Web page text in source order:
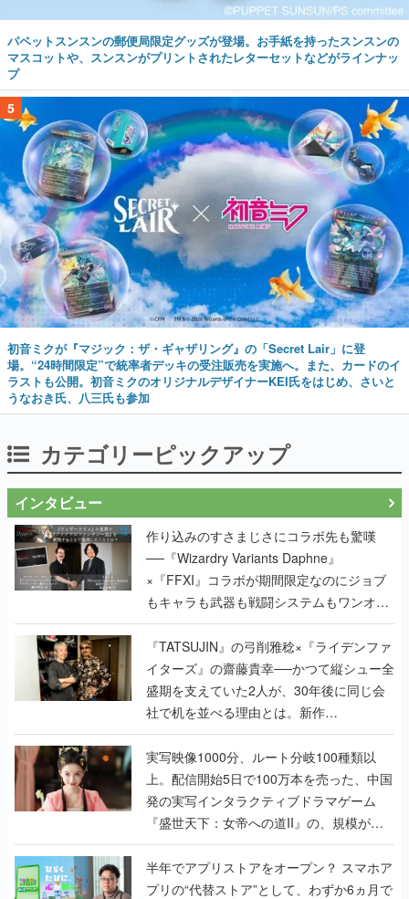
パペットスンスンの郵便局限定グッズが登場。お手紙を持ったスンスンの
マスコットや、スンスンがプリントされたレターセットなどがラインナッ
プ
5
初音ミクが『マジック：ザ・ギャザリング』の「Secret Lair」に登
場。“24時間限定”で統率者デッキの受注販売を実施へ。また、カードのイ
ラストも公開。初音ミクのオリジナルデザイナーKEI氏をはじめ、さいと
うなおき氏、八三氏も参加
カテゴリーピックアップ
インタビュー
作り込みのすさまじさにコラボ先も驚嘆
──『Wizardry Variants Daphne』
×『FFXI』コラボが期間限定なのにジョブ
もキャラも武器も戦闘システムもワンオフ
で作り込まれた理由を両ディレクターに聞
く
『TATSUJIN』の弓削雅稔×『ライデンファ
イターズ』の齋藤貴幸──かつて縦シュー全
盛期を支えていた2人が、30年後に同じ会
社で机を並べる理由とは。新作
『TATSUJIN EXTREME』で初タッグを組
んだレジェンド2人に訊く開発秘話
実写映像1000分、ルート分岐100種類以
上。配信開始5日で100万本を売った、中国
発の実写インタラクティブドラマゲーム
『盛世天下：女帝への道II』の、規模が違
うこだわりをプロデューサーに聞いた
半年でアプリストアをオープン？ スマホア
プリの“代替ストア”として、わずか6ヵ月で